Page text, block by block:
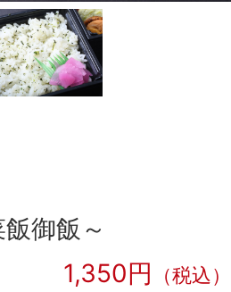
御飯～
1,350円
（税込）